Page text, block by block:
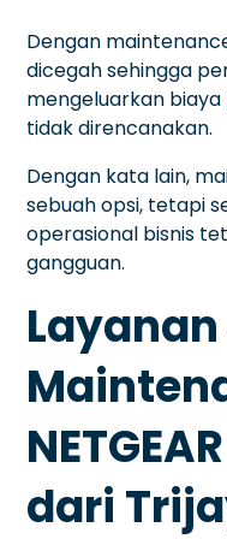
Dengan
dicegah sehingga
mengeluarkan
tidak direncanakan.
Dengan kata lain,
sebuah opsi, tetapi
operasional bisnis
gangguan.
dari